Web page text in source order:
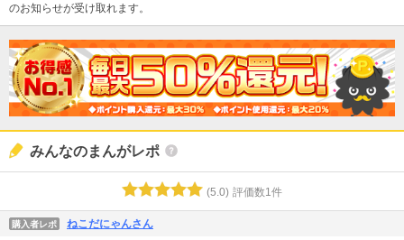
のお知らせが受け取れます。
みんなのまんがレポ
(5.0) 評価数1件
購入者レポ ねこだにゃんさん